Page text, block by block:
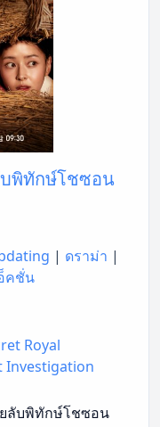
บพิทักษ์โชซอน
| ดราม่า |
คชั่น
Royal
Investigation
ยลับพิทักษ์โชซอน